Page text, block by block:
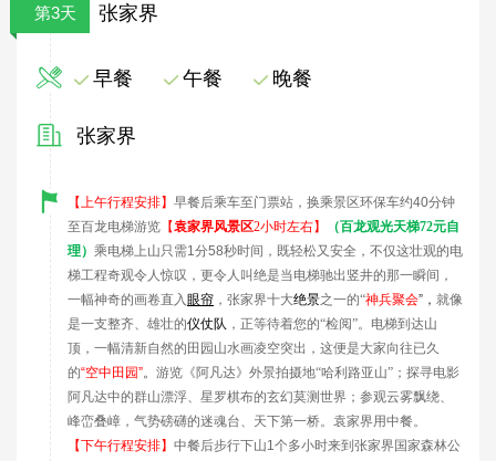
第3天 张家界
早餐 午餐 晚餐
张家界
【上午行程安排】 早餐后乘车至门票站，换乘景区环保车约40分钟
至百龙电梯游览 【袁家界风景区2小时左右】 （百龙观光天梯72元自
理） 乘电梯上山只需1分58秒时间，既轻松又安全，不仅这壮观的电
梯工程奇观令人惊叹，更令人叫绝是当电梯驰出竖井的那一瞬间，
一幅神奇的画卷直入 眼帘 ，张家界十大绝景之一的“神兵聚会” ， 就像
是一支整齐、雄壮的仪仗队 ，正等待着您的“检阅”。电梯到达山
顶，一幅清新自然的田园山水画凌空突出，这便是大家向往已久
的“空中田园”。 游览《阿凡达》外景拍摄地“哈利路亚山”；探寻电影
阿凡达中的群山漂浮、星罗棋布的玄幻莫测世界；参观云雾飘绕、
峰峦叠嶂，气势磅礴的迷魂台、天下第一桥。袁家界用中餐。
【下午行程安排】 中餐后步行下山1个多小时来到张家界国家森林公